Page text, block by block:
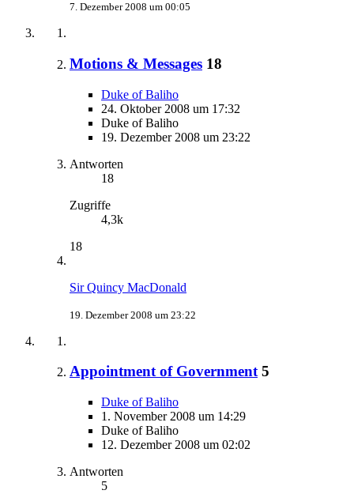
7. Dezember 2008 um 00:05
Motions & Messages 18
Duke of Baliho
24. Oktober 2008 um 17:32
Duke of Baliho
19. Dezember 2008 um 23:22
Antworten
18
Zugriffe
4,3k
18
Sir Quincy MacDonald
19. Dezember 2008 um 23:22
Appointment of Government 5
Duke of Baliho
1. November 2008 um 14:29
Duke of Baliho
12. Dezember 2008 um 02:02
Antworten
5